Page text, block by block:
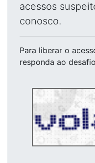
acessos
conosco.
Para liberar o
responda ao